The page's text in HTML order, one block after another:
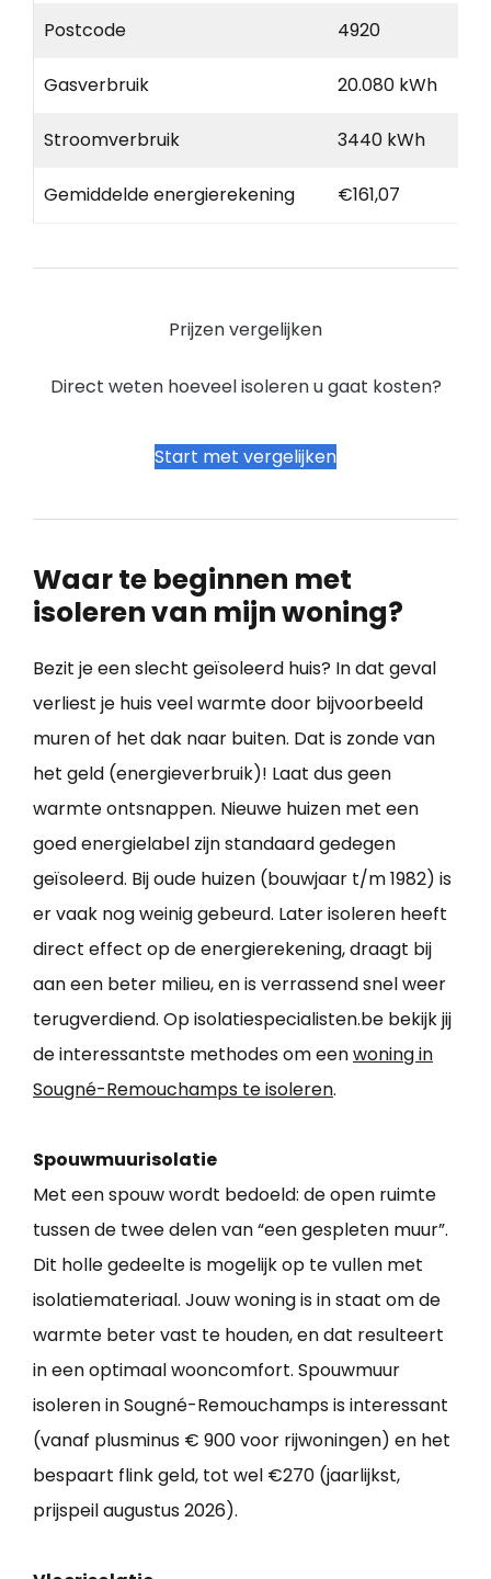
Postcode 4920
Gasverbruik 20.080 kWh
Stroomverbruik 3440 kWh
Gemiddelde energierekening €161,07
Prijzen vergelijken
Direct weten hoeveel isoleren u gaat kosten?
Start met vergelijken
Waar te beginnen met
isoleren van mijn woning?
Bezit je een slecht geïsoleerd huis? In dat geval
verliest je huis veel warmte door bijvoorbeeld
muren of het dak naar buiten. Dat is zonde van
het geld (energieverbruik)! Laat dus geen
warmte ontsnappen. Nieuwe huizen met een
goed energielabel zijn standaard gedegen
geïsoleerd. Bij oude huizen (bouwjaar t/m 1982) is
er vaak nog weinig gebeurd. Later isoleren heeft
direct effect op de energierekening, draagt bij
aan een beter milieu, en is verrassend snel weer
terugverdiend. Op isolatiespecialisten.be bekijk jij
de interessantste methodes om eenwoning in
Sougné-Remouchamps te isoleren.
Spouwmuurisolatie
Met een spouw wordt bedoeld: de open ruimte
tussen de twee delen van “een gespleten muur”.
Dit holle gedeelte is mogelijk op te vullen met
isolatiemateriaal. Jouw woning is in staat om de
warmte beter vast te houden, en dat resulteert
in een optimaal wooncomfort. Spouwmuur
isoleren in Sougné-Remouchamps is interessant
(vanaf plusminus € 900 voor rijwoningen) en het
bespaart flink geld, tot wel €270 (jaarlijkst,
prijspeil augustus 2026).